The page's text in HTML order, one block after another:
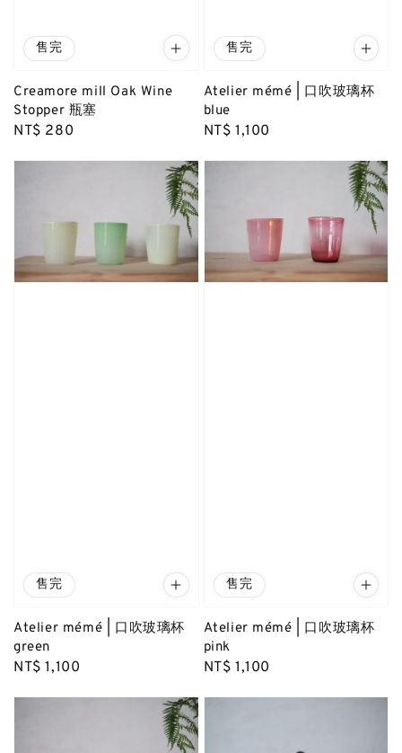
售完
Creamore mill Oak Wine
Stopper 瓶塞
Regular
NT$ 280
售完
Atelier mémé | 口吹玻璃杯
blue
Regular
NT$ 1,100
售完
Atelier mémé | 口吹玻璃杯
green
Regular
NT$ 1,100
售完
Atelier mémé | 口吹玻璃杯
pink
Regular
NT$ 1,100